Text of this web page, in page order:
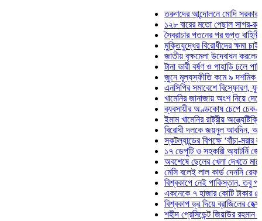
তরুণদের আন্দোলনে মোদি সরকার দুর্বল
১২৮ বারের মতো পেছাল সাগর-রুনি
স্বৈরাচার পতনের পর গুপ্ত বাহিনীর
মুক্তিযুদ্ধের বিরোধীদের ক্ষমা চাইতে
জাতীয় বৃক্ষমেলা উদ্বোধন করলেন
টানা ভারী বর্ষণ ও পাহাড়ি ঢলে পানিবন্দি
জুনে মূল্যস্ফীতি কমে ৯ দশমিক ১৬
এনসিপির সমাবেশে বিস্ফোরণ,
খামেনির জানাজায় অংশ নিয়ে দেশে
ব্যবসায়ীর অণ্ডকোষ চেপে চেক-
ইমাম খামেনির রাষ্ট্রীয়
বিরোধী দলকে জয়নুল আবদিন, আপনারা
স্কটল্যান্ডের বিপক্ষে ‘বাঁচা-মরার
১৭ ডেপুটি ও সহকারী অ্যাটর্নি
অবশেষে ছেলের খেলা দেখতে মাঠে
মেসি বলেই লাল কার্ড দেননি রেফারি!
বিশ্বকাপে নেই পাকিস্তান, তবু প্রতিটি
একনেকে ৭ হাজার কোটি টাকার ৫
বিশ্বকাপ ড্র দিয়ে ব্রাজিলের হেক্সা
শহীদ প্রেসিডেন্ট জিয়াউর রহমান